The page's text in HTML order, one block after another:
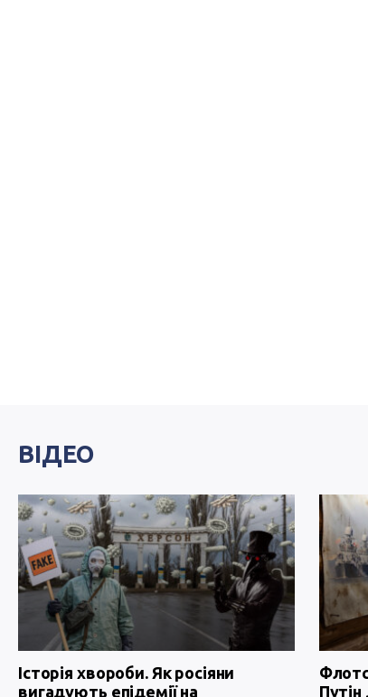
ВІДЕО
Історія хвороби. Як росіяни
вигадують епідемії на